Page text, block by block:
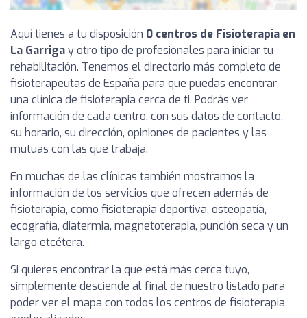
Aquí tienes a tu disposición 0 centros de Fisioterapia en
La Garrigay otro tipo de profesionales para iniciar tu
rehabilitación. Tenemos el directorio más completo de
fisioterapeutas de España para que puedas encontrar
una clínica de fisioterapia cerca de ti. Podrás ver
información de cada centro, con sus datos de contacto,
su horario, su dirección, opiniones de pacientes y las
mutuas con las que trabaja.
En muchas de las clínicas también mostramos la
información de los servicios que ofrecen además de
fisioterapia, como fisioterapia deportiva, osteopatía,
ecografía, diatermia, magnetoterapia, punción seca y un
largo etcétera.
Si quieres encontrar la que está más cerca tuyo,
simplemente desciende al final de nuestro listado para
poder ver el mapa con todos los centros de fisioterapia